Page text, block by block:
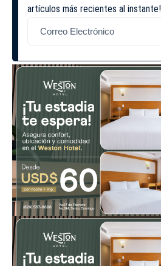
artículos más recientes al instante!